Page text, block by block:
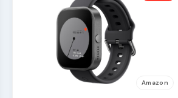
Amazon